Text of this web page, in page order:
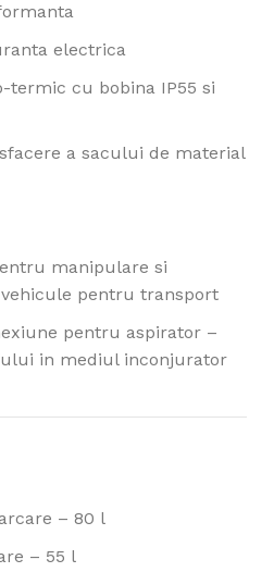
electrica
termic cu bobina IP55 si
a sacului de material
manipulare si
pentru transport
pentru aspirator –
in mediul inconjurator
– 80 l
– 55 l